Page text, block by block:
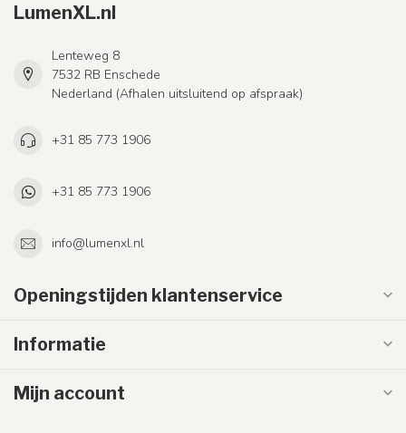
LumenXL.nl
Lenteweg 8
7532 RB Enschede
Nederland (Afhalen uitsluitend op afspraak)
+31 85 773 1906
+31 85 773 1906
info@lumenxl.nl
Openingstijden klantenservice
Informatie
Mijn account